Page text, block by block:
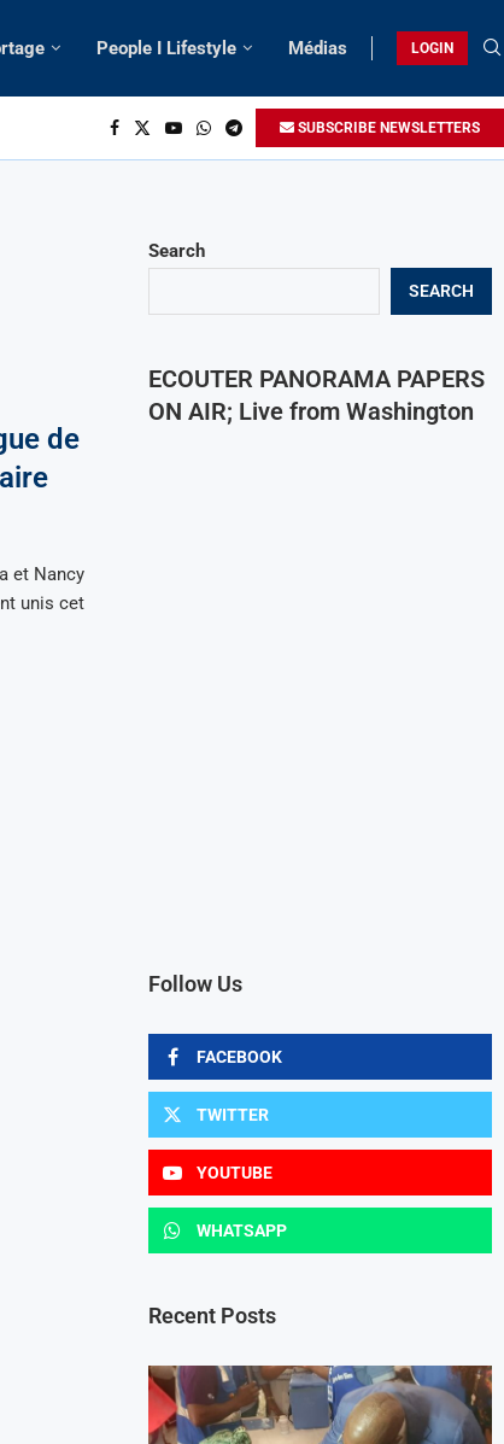
People I Lifestyle Médias LOGIN
SUBSCRIBE NEWSLETTERS
de
et Nancy
unis cet
Search
SEARCH
ECOUTER PANORAMA PAPERS
ON AIR; Live from Washington
Follow Us
FACEBOOK
TWITTER
YOUTUBE
WHATSAPP
Recent Posts